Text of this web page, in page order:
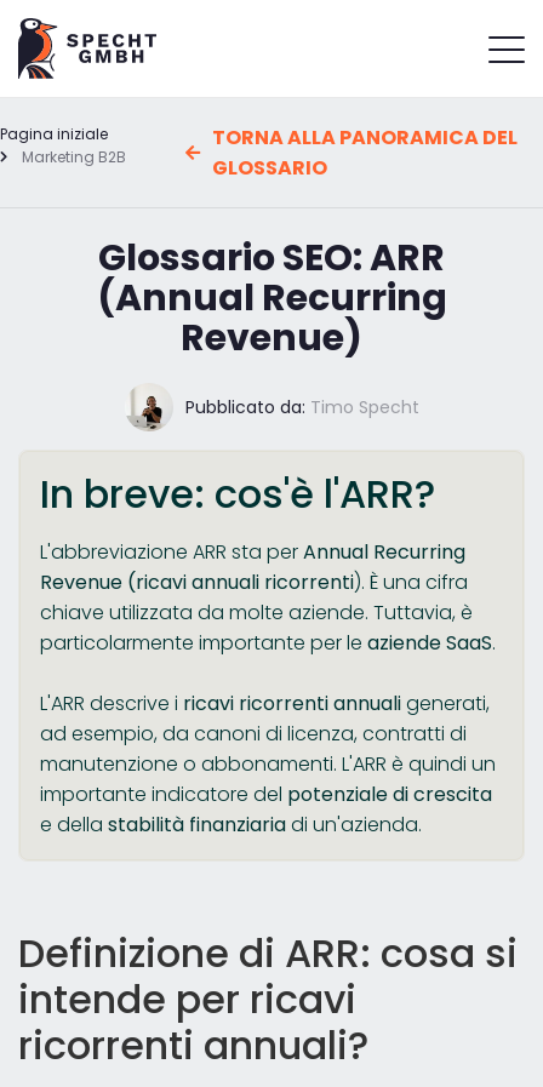
Pagina iniziale
Marketing B2B
TORNA ALLA PANORAMICA DEL
GLOSSARIO
Glossario SEO: ARR
(Annual Recurring
Revenue)
Pubblicato da: Timo Specht
In breve: cos'è l'ARR?
L'abbreviazione ARR sta perAnnual Recurring
Revenue (ricavi annuali ricorrenti). È una cifra
chiave utilizzata da molte aziende. Tuttavia, è
particolarmente importante per le aziende SaaS.
L'ARR descrive i ricavi ricorrenti annualigenerati,
ad esempio, da canoni di licenza, contratti di
manutenzione o abbonamenti. L'ARR è quindi un
importante indicatore del potenziale di crescita
e della stabilità finanziariadi un'azienda.
Definizione di ARR: cosa si
intende per ricavi
ricorrenti annuali?